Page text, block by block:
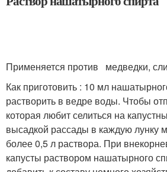
Применяется против медведки,
Как приготовить : 10 мл
растворить в ведре воды. Чтобы
которая любит селиться на
высадкой рассады в каждую лунку
более 0,5 л раствора. При
капусты раствором нашатырного